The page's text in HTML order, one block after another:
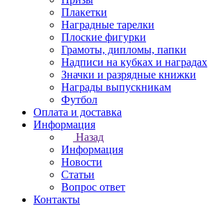
Плакетки
Наградные тарелки
Плоские фигурки
Грамоты, дипломы, папки
Надписи на кубках и наградах
Значки и разрядные книжки
Награды выпускникам
Футбол
Оплата и доставка
Информация
Назад
Информация
Новости
Статьи
Вопрос ответ
Контакты